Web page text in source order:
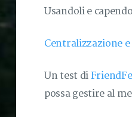
Usandoli e
Centralizzazione
Un test di
possa gestire al